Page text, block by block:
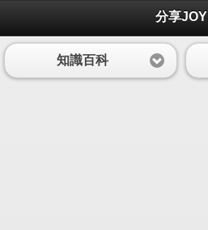
分享JOY
知識百科